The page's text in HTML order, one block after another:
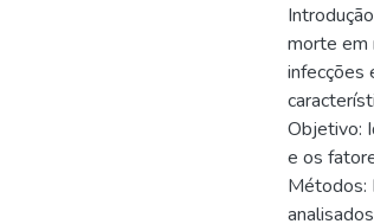
morte em
infecções
Objetivo:
e os
Métodos: